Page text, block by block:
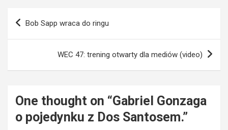
Nawigacja
Bob Sapp wraca do ringu
WEC 47: trening otwarty dla mediów (video)
One thought on “Gabriel Gonzaga
o pojedynku z Dos Santosem.”